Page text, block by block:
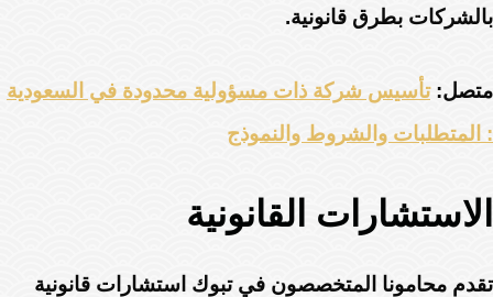
بالشركات بطرق قانونية.
متصل:تأسيس شركة ذات مسؤولية محدودة في السعودية
: المتطلبات والشروط والنموذج
الاستشارات القانونية
تقدم محامونا المتخصصون في تبوك استشارات قانونية